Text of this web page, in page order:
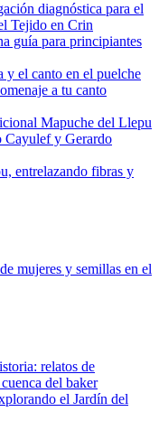
diagnóstica para el
Tejido en Crin
guía para principiantes
y el canto en el puelche
a tu canto
Mapuche del Llepu
Cayulef y Gerardo
entrelazando fibras y
mujeres y semillas en el
relatos de
del baker
el Jardín del